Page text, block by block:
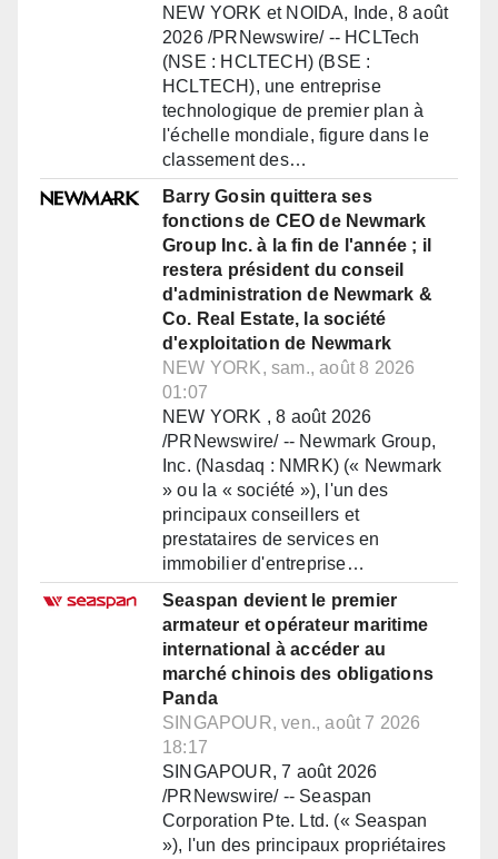
NEW YORK et NOIDA, Inde, 8 août
2026 /PRNewswire/ -- HCLTech
(NSE : HCLTECH) (BSE :
HCLTECH), une entreprise
technologique de premier plan à
l'échelle mondiale, figure dans le
classement des…
Barry Gosin quittera ses
fonctions de CEO de Newmark
Group Inc. à la fin de l'année ; il
restera président du conseil
d'administration de Newmark &
Co. Real Estate, la société
d'exploitation de Newmark
NEW YORK, sam., août 8 2026
01:07
NEW YORK , 8 août 2026
/PRNewswire/ -- Newmark Group,
Inc. (Nasdaq : NMRK) (« Newmark
» ou la « société »), l'un des
principaux conseillers et
prestataires de services en
immobilier d'entreprise…
Seaspan devient le premier
armateur et opérateur maritime
international à accéder au
marché chinois des obligations
Panda
SINGAPOUR, ven., août 7 2026
18:17
SINGAPOUR, 7 août 2026
/PRNewswire/ -- Seaspan
Corporation Pte. Ltd. (« Seaspan
»), l'un des principaux propriétaires